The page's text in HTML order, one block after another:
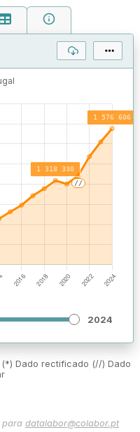
2024
Dado rectificado (//) Dado
para datalabor@colabor.pt